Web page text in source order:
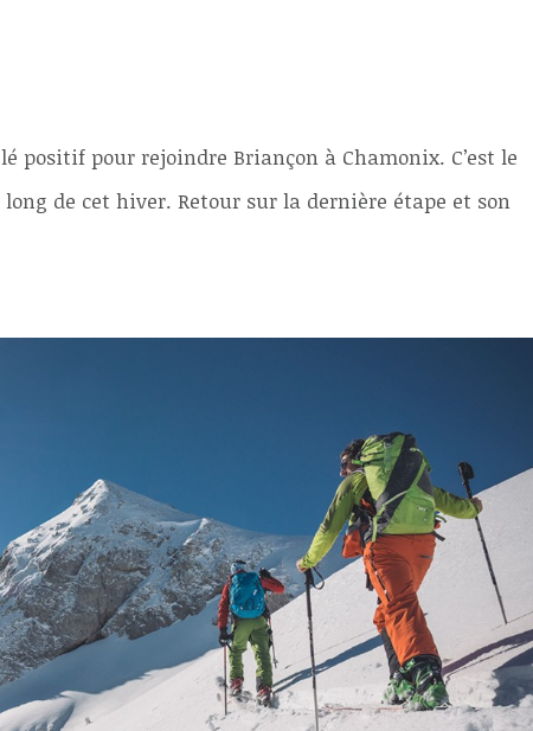
positif pour rejoindre Briançon à Chamonix. C’est le
de cet hiver. Retour sur la dernière étape et son